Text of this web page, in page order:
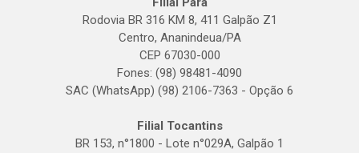
Rodovia BR 316 KM 8, 411 Galpão Z1
Centro, Ananindeua/PA
CEP 67030-000
Fones: (98) 98481-4090
SAC (WhatsApp) (98) 2106-7363 - Opção 6
Filial Tocantins
BR 153, n°1800 - Lote n°029A, Galpão 1